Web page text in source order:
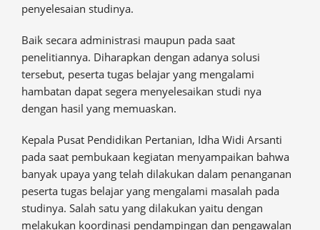
penyelesaian studinya.
Baik secara administrasi maupun pada saat
penelitiannya. Diharapkan dengan adanya solusi
tersebut, peserta tugas belajar yang mengalami
hambatan dapat segera menyelesaikan studi nya
dengan hasil yang memuaskan.
Kepala Pusat Pendidikan Pertanian, Idha Widi Arsanti
pada saat pembukaan kegiatan menyampaikan bahwa
banyak upaya yang telah dilakukan dalam penanganan
peserta tugas belajar yang mengalami masalah pada
studinya. Salah satu yang dilakukan yaitu dengan
melakukan koordinasi pendampingan dan pengawalan